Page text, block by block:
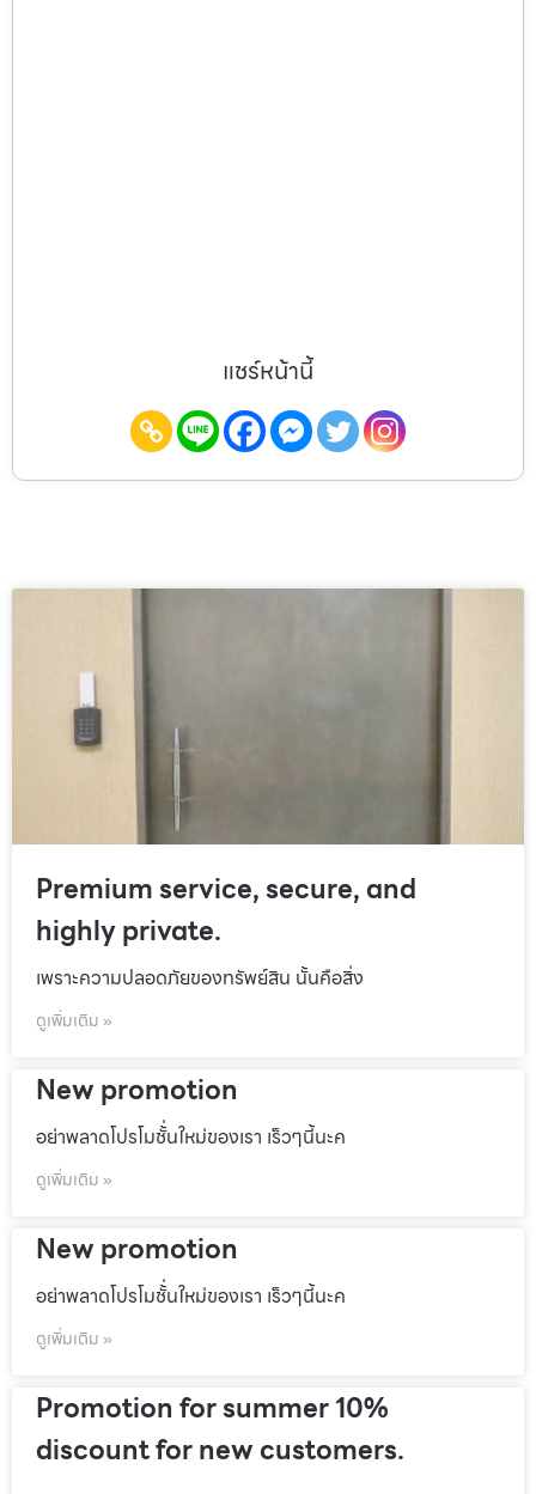
แชร์หน้านี้
Premium service, secure, and
highly private.
เพราะความปลอดภัยของทรัพย์สิน นั้นคือสิ่ง
ดูเพิ่มเติม »
New promotion
อย่าพลาดโปรโมชั้่นใหม่ของเรา เร็วๆนี้นะค
ดูเพิ่มเติม »
New promotion
อย่าพลาดโปรโมชั้่นใหม่ของเรา เร็วๆนี้นะค
ดูเพิ่มเติม »
Promotion for summer 10%
discount for new customers.